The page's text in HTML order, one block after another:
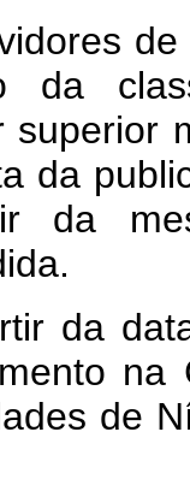
de
da
superior
da
da
data
na
de